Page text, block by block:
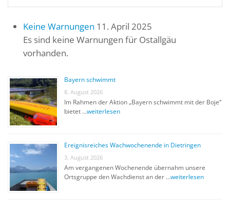
Keine Warnungen 11. April 2025
Es sind keine Warnungen für Ostallgäu
vorhanden.
Bayern schwimmt
8. August 2026
Im Rahmen der Aktion „Bayern schwimmt mit der Boje“
bietet …weiterlesen
Ereignisreiches Wachwochenende in Dietringen
3. August 2026
Am vergangenen Wochenende übernahm unsere
Ortsgruppe den Wachdienst an der …weiterlesen